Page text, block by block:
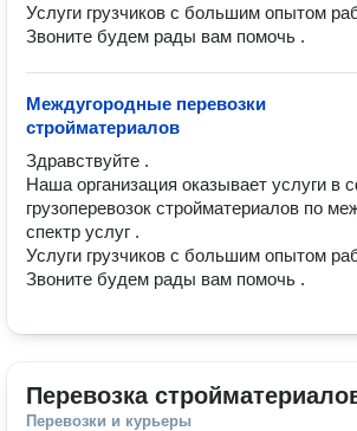
Услуги грузчиков с большим опытом
Звоните будем рады вам помочь .
Междугородные перевозки
стройматериалов
Здравствуйте .
Наша организация оказывает услуги в
грузоперевозок стройматериалов по
спектр услуг .
Услуги грузчиков с большим опытом
Звоните будем рады вам помочь .
Перевозка
Перевозки и курьеры